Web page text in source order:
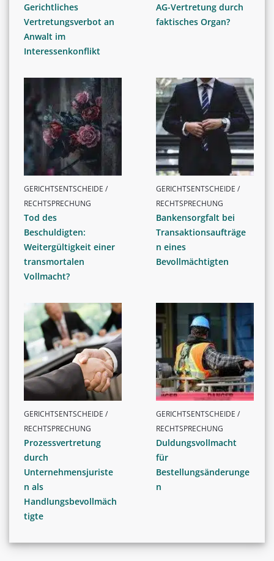
Gerichtliches
Vertretungsverbot an
Anwalt im
Interessenkonflikt
AG-Vertretung durch
faktisches Organ?
GERICHTSENTSCHEIDE /
RECHTSPRECHUNG
Tod des
Beschuldigten:
Weitergültigkeit einer
transmortalen
Vollmacht?
GERICHTSENTSCHEIDE /
RECHTSPRECHUNG
Bankensorgfalt bei
Transaktionsaufträge
n eines
Bevollmächtigten
GERICHTSENTSCHEIDE /
RECHTSPRECHUNG
Prozessvertretung
durch
Unternehmensjuriste
n als
Handlungsbevollmäch
tigte
GERICHTSENTSCHEIDE /
RECHTSPRECHUNG
Duldungsvollmacht
für
Bestellungsänderunge
n